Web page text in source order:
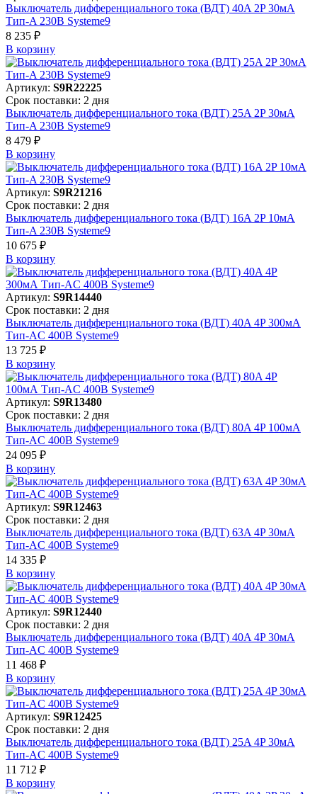
Выключатель дифференциального тока (ВДТ) 40A 2P 30мА
Тип-A 230В Systeme9
8 235 ₽
В корзинy
Артикул: S9R22225
Срок поставки: 2 дня
Выключатель дифференциального тока (ВДТ) 25A 2P 30мА
Тип-A 230В Systeme9
8 479 ₽
В корзинy
Артикул: S9R21216
Срок поставки: 2 дня
Выключатель дифференциального тока (ВДТ) 16A 2P 10мА
Тип-A 230В Systeme9
10 675 ₽
В корзинy
Артикул: S9R14440
Срок поставки: 2 дня
Выключатель дифференциального тока (ВДТ) 40A 4P 300мА
Тип-AC 400В Systeme9
13 725 ₽
В корзинy
Артикул: S9R13480
Срок поставки: 2 дня
Выключатель дифференциального тока (ВДТ) 80A 4P 100мА
Тип-AC 400В Systeme9
24 095 ₽
В корзинy
Артикул: S9R12463
Срок поставки: 2 дня
Выключатель дифференциального тока (ВДТ) 63A 4P 30мА
Тип-AC 400В Systeme9
14 335 ₽
В корзинy
Артикул: S9R12440
Срок поставки: 2 дня
Выключатель дифференциального тока (ВДТ) 40A 4P 30мА
Тип-AC 400В Systeme9
11 468 ₽
В корзинy
Артикул: S9R12425
Срок поставки: 2 дня
Выключатель дифференциального тока (ВДТ) 25A 4P 30мА
Тип-AC 400В Systeme9
11 712 ₽
В корзинy